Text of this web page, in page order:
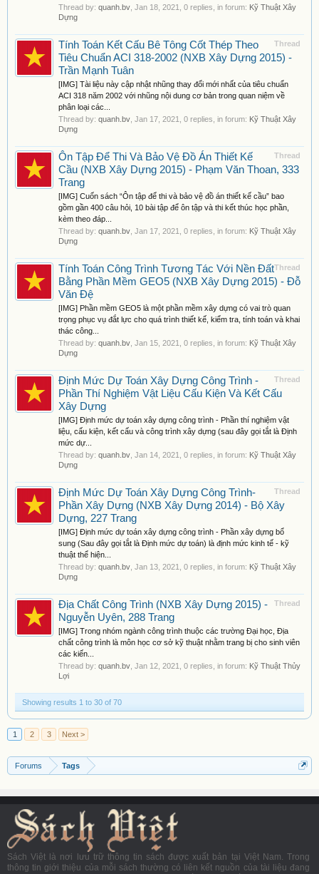
Thread by: quanh.bv Jan 18, 2021 , 0 replies, in forum: Kỹ Thuật Xây
Dựng
Thread
Tính Toán Kết Cấu Bê Tông Cốt Thép Theo
Tiêu Chuẩn ACI 318-2002 (NXB Xây Dựng 2015) -
Trần Mạnh Tuân
[IMG] Tài liệu này cập nhật nhũng thay đổi mới nhất của tiêu chuẩn
ACI 318 năm 2002 với nhũng nội dung cơ bản trong quan niệm về
phân loại các...
Thread by: quanh.bv Jan 17, 2021 , 0 replies, in forum: Kỹ Thuật Xây
Dựng
Thread
Ôn Tập Để Thi Và Bảo Vệ Đồ Án Thiết Kế
Cầu (NXB Xây Dựng 2015) - Phạm Văn Thoan, 333
Trang
[IMG] Cuốn sách “Ôn tập để thi và bảo vệ đồ án thiết kế cầu” bao
gồm gần 400 câu hỏi, 10 bài tập để ôn tập và thi kết thúc học phần,
kèm theo đáp...
Thread by: quanh.bv Jan 17, 2021 , 0 replies, in forum: Kỹ Thuật Xây
Dựng
Thread
Tính Toán Công Trình Tương Tác Với Nền Đất
Bằng Phần Mềm GEO5 (NXB Xây Dựng 2015) - Đỗ
Văn Đệ
[IMG] Phần mềm GEO5 là một phần mềm xây dựng có vai trò quan
trọng phục vụ đắt lực cho quá trình thiết kế, kiểm tra, tính toán và khai
thác công...
Thread by: quanh.bv Jan 15, 2021 , 0 replies, in forum: Kỹ Thuật Xây
Dựng
Thread
Định Mức Dự Toán Xây Dựng Công Trình -
Phần Thí Nghiệm Vật Liệu Cấu Kiện Và Kết Cấu
Xây Dựng
[IMG] Định mức dự toán xây dựng công trình - Phần thí nghiệm vật
liệu, cấu kiện, kết cấu và công trình xây dựng (sau đây gọi tắt là Định
mức dự...
Thread by: quanh.bv Jan 14, 2021 , 0 replies, in forum: Kỹ Thuật Xây
Dựng
Thread
Định Mức Dự Toán Xây Dựng Công Trình-
Phần Xây Dựng (NXB Xây Dựng 2014) - Bộ Xây
Dựng, 227 Trang
[IMG] Định mức dự toán xây dựng công trình - Phần xây dựng bổ
sung (Sau đây gọi tắt là Định mức dự toán) là định mức kinh tế - kỹ
thuật thể hiện...
Thread by: quanh.bv Jan 13, 2021 , 0 replies, in forum: Kỹ Thuật Xây
Dựng
Thread
Địa Chất Công Trình (NXB Xây Dựng 2015) -
Nguyễn Uyên, 288 Trang
[IMG] Trong nhóm ngành công trình thuộc các trường Đại học, Địa
chất công trình là môn học cơ sở kỹ thuật nhằm trang bị cho sinh viên
các kiến...
Thread by: quanh.bv Jan 12, 2021 , 0 replies, in forum: Kỹ Thuật Thủy
Lợi
Showing results 1 to 30 of 70
1 2 3 Next >
Forums Tags
Sách Việt là nơi lưu trữ thông tin sách được xuất bản tại Việt Nam. Trong
thông tin giới thiệu của mỗi sách thường có liên kết nguồn của tài liệu đang